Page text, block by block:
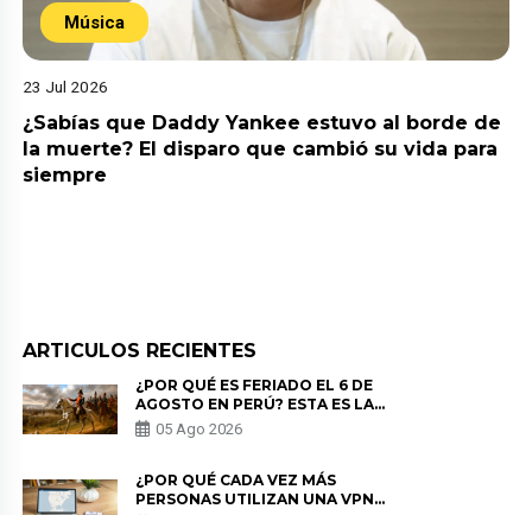
Música
23 Jul 2026
¿Sabías que Daddy Yankee estuvo al borde de
la muerte? El disparo que cambió su vida para
siempre
ARTICULOS RECIENTES
¿POR QUÉ ES FERIADO EL 6 DE
AGOSTO EN PERÚ? ESTA ES LA
HISTORIA
05 Ago 2026
¿POR QUÉ CADA VEZ MÁS
PERSONAS UTILIZAN UNA VPN